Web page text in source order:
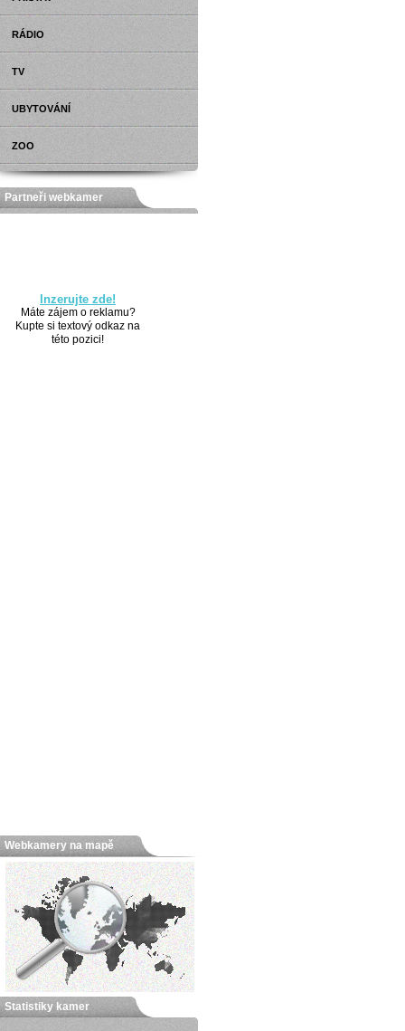
RÁDIO
TV
UBYTOVÁNÍ
ZOO
Partneři webkamer
Inzerujte zde!
Máte zájem o reklamu?
Kupte si textový odkaz na
této pozici!
Webkamery na mapě
Statistiky kamer